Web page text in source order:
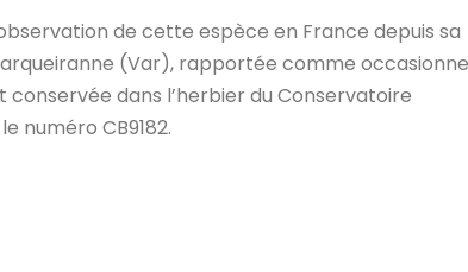
de cette espèce en France depuis sa
(Var), rapportée comme
conservée dans l’herbier du Conservatoire
numéro CB9182.